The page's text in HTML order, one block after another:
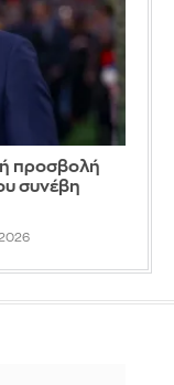
προσβολή
συνέβη